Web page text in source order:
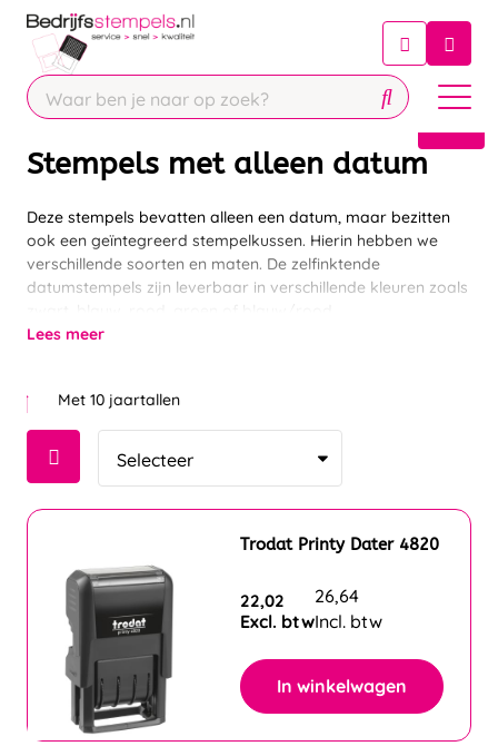
Chatbot
Chat 24/7 met onze chatbot voor
Contact
Stempels met alleen datum
Deze stempels bevatten alleen een datum, maar bezitten
ook een geïntegreerd stempelkussen. Hierin hebben we
verschillende soorten en maten. De zelfinktende
datumstempels zijn leverbaar in verschillende kleuren zoals
Lees meer
Met 10 jaartallen
Trodat Printy Dater 4820
22,02
Excl. btw
26,64
Incl. btw
In winkelwagen